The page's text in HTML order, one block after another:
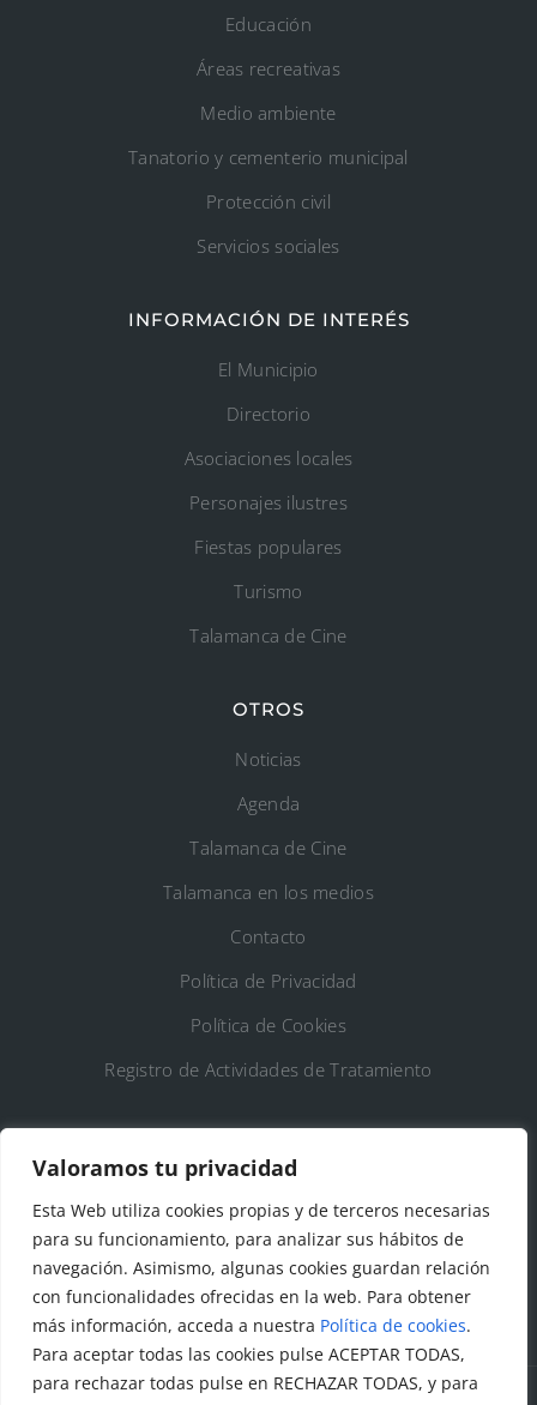
Valoramos tu privacidad
Esta Web utiliza cookies propias y de terceros necesarias
para su funcionamiento, para analizar sus hábitos de
navegación. Asimismo, algunas cookies guardan relación
con funcionalidades ofrecidas en la web. Para obtener
más información, acceda a nuestra Política de cookies.
Para aceptar todas las cookies pulse ACEPTAR TODAS,
para rechazar todas pulse en RECHAZAR TODAS, y para
Educación
Áreas recreativas
Medio ambiente
Tanatorio y cementerio municipal
Protección civil
Servicios sociales
INFORMACIÓN DE INTERÉS
El Municipio
Directorio
Asociaciones locales
Personajes ilustres
Fiestas populares
Turismo
Talamanca de Cine
OTROS
Noticias
Agenda
Talamanca de Cine
Talamanca en los medios
Contacto
Política de Privacidad
Política de Cookies
Registro de Actividades de Tratamiento
C/Fuente del Arca, 19 28160 Talamanca de
Jarama (Madrid)